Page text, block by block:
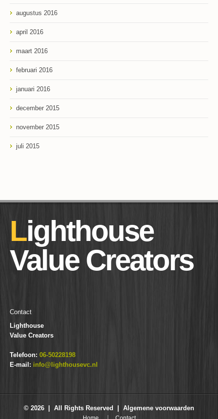
augustus 2016
april 2016
maart 2016
februari 2016
januari 2016
december 2015
november 2015
juli 2015
Lighthouse
Value Creators
Contact
Lighthouse
Value Creators
Telefoon: 06-50228198
E-mail: info@lighthousevc.nl
© 2026 | All Rights Reserved | Algemene voorwaarden